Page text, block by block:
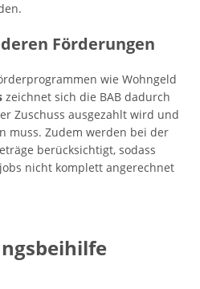
Förderungen
wie Wohngeld
zeichnet sich die BAB dadurch
Zuschuss ausgezahlt wird und
muss. Zudem werden bei der
berücksichtigt, sodass
nicht komplett angerechnet